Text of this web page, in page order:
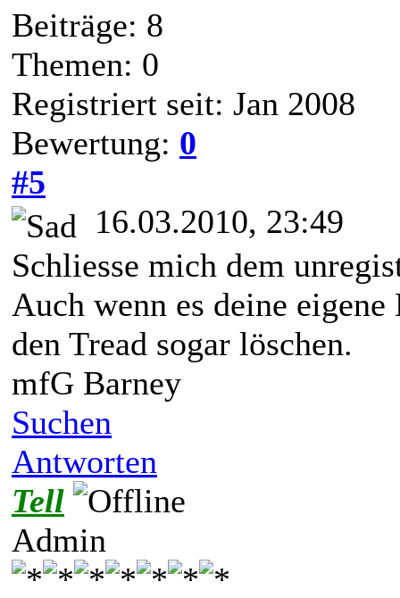
Beiträge: 8
Themen: 0
Registriert seit: Jan 2008
Bewertung: 0
#5
16.03.2010, 23:49
Schliesse mich dem
Auch wenn es deine
den Tread sogar löschen.
mfG Barney
Suchen
Antworten
Tell
Admin